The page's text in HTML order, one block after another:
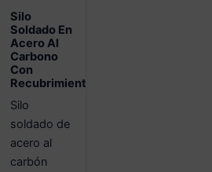
Silo
Soldado En
Acero Al
Carbono
Con
Recubrimiento
Silo
soldado de
acero al
carbón